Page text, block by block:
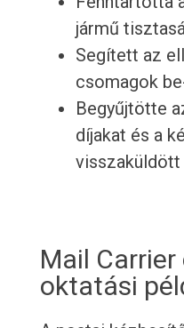
jármű
Segített az
csomagok
Begyűjtötte
díjakat és a
visszaküldött
Mail
oktatási